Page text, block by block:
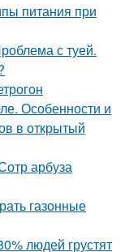
питания при
с туей.
Особенности и
в открытый
арбуза
газонные
людей грустят